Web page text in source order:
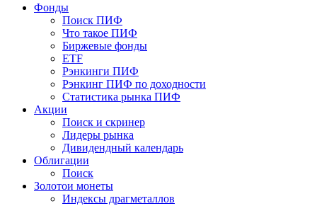
Фонды
Поиск ПИФ
Что такое ПИФ
Биржевые фонды
ETF
Рэнкинги ПИФ
Рэнкинг ПИФ по доходности
Статистика рынка ПИФ
Акции
Поиск и скринер
Лидеры рынка
Дивидендный календарь
Облигации
Поиск
Золотои монеты
Индексы драгметаллов